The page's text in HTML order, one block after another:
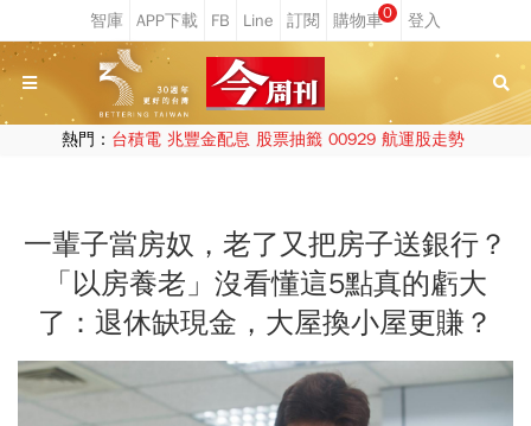
0
熱門： 台積電 兆豐金配息 股票抽籤 00929 航運股走勢
一輩子當房奴，老了又把房子送銀行？
「以房養老」沒看懂這5點真的虧大
了：退休缺現金，大屋換小屋更賺？